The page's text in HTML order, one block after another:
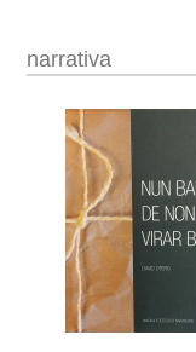
narrativa